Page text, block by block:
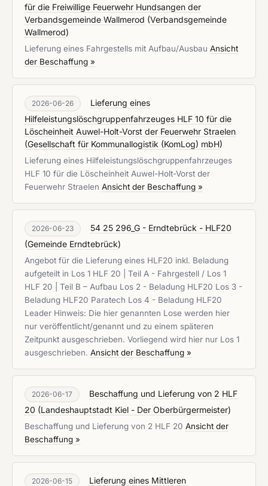
für die Freiwillige Feuerwehr Hundsangen der
Verbandsgemeinde Wallmerod (Verbandsgemeinde
Wallmerod)
Lieferung eines Fahrgestells mit Aufbau/Ausbau Ansicht
der Beschaffung »
2026-06-26
Lieferung eines
Hilfeleistungslöschgruppenfahrzeuges HLF 10 für die
Löscheinheit Auwel-Holt-Vorst der Feuerwehr Straelen
(Gesellschaft für Kommunallogistik (KomLog) mbH)
Lieferung eines Hilfeleistungslöschgruppenfahrzeuges
HLF 10 für die Löscheinheit Auwel-Holt-Vorst der
Feuerwehr Straelen Ansicht der Beschaffung »
2026-06-23
54 25 296_G - Erndtebrück - HLF20
(Gemeinde Erndtebrück)
Angebot für die Lieferung eines HLF20 inkl. Beladung
aufgeteilt in Los 1 HLF 20 | Teil A - Fahrgestell / Los 1
HLF 20 | Teil B – Aufbau Los 2 - Beladung HLF20 Los 3 -
Beladung HLF20 Paratech Los 4 - Beladung HLF20
Leader Hinweis: Die hier genannten Lose werden hier
nur veröffentlicht/genannt und zu einem späteren
Zeitpunkt ausgeschrieben. Vorliegend wird hier nur Los 1
ausgeschrieben. Ansicht der Beschaffung »
2026-06-17
Beschaffung und Lieferung von 2 HLF
20 (Landeshauptstadt Kiel - Der Oberbürgermeister)
Beschaffung und Lieferung von 2 HLF 20 Ansicht der
Beschaffung »
2026-06-15
Lieferung eines Mittleren